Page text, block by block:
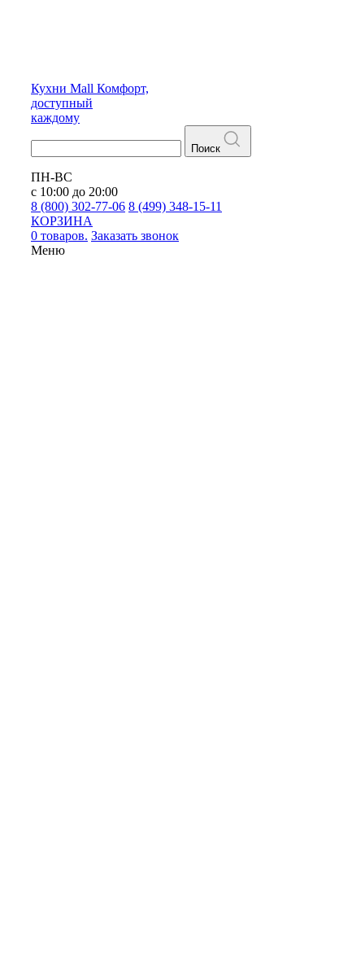
Кухни Mall Комфорт,
доступный
каждому
Поиск
ПН-ВС
с 10:00 до 20:00
8 (800) 302-77-06 8 (499) 348-15-11
КОРЗИНА
0 товаров. Заказать звонок
Меню